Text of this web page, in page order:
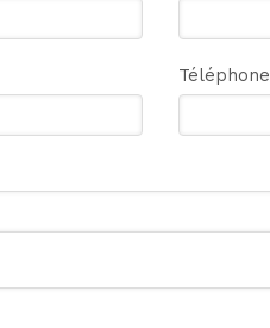
Téléphone